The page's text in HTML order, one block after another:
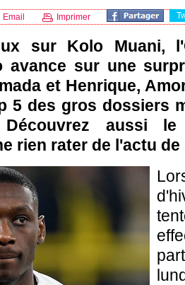
Email Imprimer
sur Kolo Muani,
avance sur une
et Henrique,
5 des gros dossiers
aussi le
rien rater de l'actu de